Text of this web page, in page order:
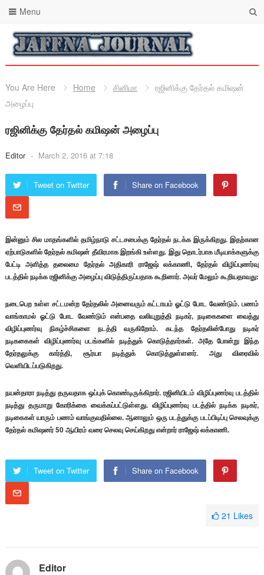
Menu
You Are Here Home சினிமா
ரஜினிக்கு தேர்தல் கமிஷன்
அழைப்பு
ரஜினிக்கு தேர்தல் கமிஷன் அழைப்பு
Editor - March 2, 2016 at 7:18
Tweet on Twitter Share on Facebook
இன்னும் சில மாதங்களில் தமிழ்நாடு சட்டசபைக்கு தேர்தல் நடக்க இருக்கிறது. இதற்கான
ஏற்பாடுகளில் தேர்தல் கமிஷன் தீவிரமாக இறங்கி உள்ளது. இது தொடர்பாக மீடியாக்களுக்கு
பேட்டி அளித்த தலைமை தேர்தல் அதிகாரி ராஜேஷ் லக்காணி, தேர்தல் விழிப்புணர்வு
படத்தில் நடிக்க ரஜினிக்கு அழைப்பு விடுத்திருப்பதாக கூறினார். அவர் மேலும் கூறியதாவது:
நடைபெற உள்ள சட்டமன்ற தேர்தலில் அனைவரும் கட்டாயம் ஓட்டு போட வேண்டும். பணம்
வாங்காமல் ஓட்டு போட வேண்டும் என்பதை வலியுறுத்தி நடிகர், நடிகைகளை வைத்து
விழிப்புணர்வு நிகழ்ச்சிகளை நடத்தி வருகிறோம். கடந்த தேர்தலின்போது நடிகர்
நடிககைகள் விழிப்புணர்வு படங்களில் நடித்துக் கொடுத்தார்கள். அதே போன்று இந்த
தேர்தலுக்கு கார்த்தி, சூர்யா நடித்துக் கொடுத்துள்ளனர். அது விரைவில்
வெளியிடப்படுகிறது.
நயன்தாரா நடித்து தருவதாக ஒப்புக் கொண்டிருக்கிறார். ரஜினியிடம் விழிப்புணர்வு படத்தில்
நடித்து தருமாறு கோரிக்கை வைக்கப்பட்டுள்ளது. விழிப்புணர்வு படத்தில் நடிக்க நடிகர்,
நடிகைகள் யாரும் பணம் வாங்குவதில்லை. ஆனாலும் ஒரு படத்துக்கு படப்பிடிப்பு செலவுக்கு
தேர்தல் கமிஷனர் 50 ஆயிரம் வரை செலவு செய்கிறது என்றார் ராஜேஷ் லக்காணி.
Tweet on Twitter Share on Facebook
21 Likes
Editor